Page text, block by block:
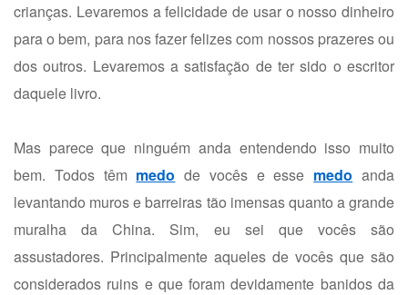
crianças. Levaremos a felicidade de usar o nosso dinheiro
para o bem, para nos fazer felizes com nossos prazeres ou
dos outros. Levaremos a satisfação de ter sido o escritor
daquele livro.
Mas parece que ninguém anda entendendo isso muito
bem. Todos têm medo de vocês e esse medo anda
levantando muros e barreiras tão imensas quanto a grande
muralha da China. Sim, eu sei que vocês são
assustadores. Principalmente aqueles de vocês que são
considerados ruins e que foram devidamente banidos da